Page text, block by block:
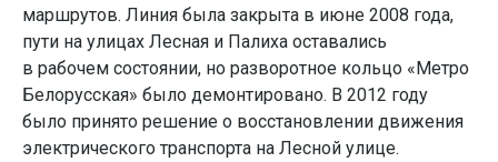
маршрутов. Линия была закрыта в июне 2008 года,
пути на улицах Лесная и Палиха оставались
в рабочем состоянии, но разворотное кольцо «Метро
Белорусская» было демонтировано. В 2012 году
было принято решение о восстановлении движения
электрического транспорта на Лесной улице.